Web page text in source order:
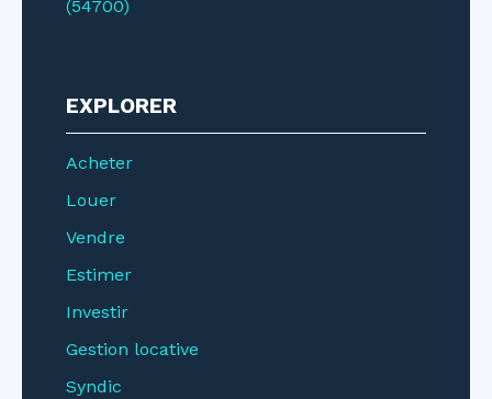
(54700)
EXPLORER
Acheter
Louer
Vendre
Estimer
Investir
Gestion locative
Syndic